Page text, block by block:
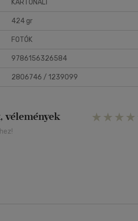
KARTONÁLT
424 gr
FOTÓK
9786156326584
2806746 / 1239099
vélemények